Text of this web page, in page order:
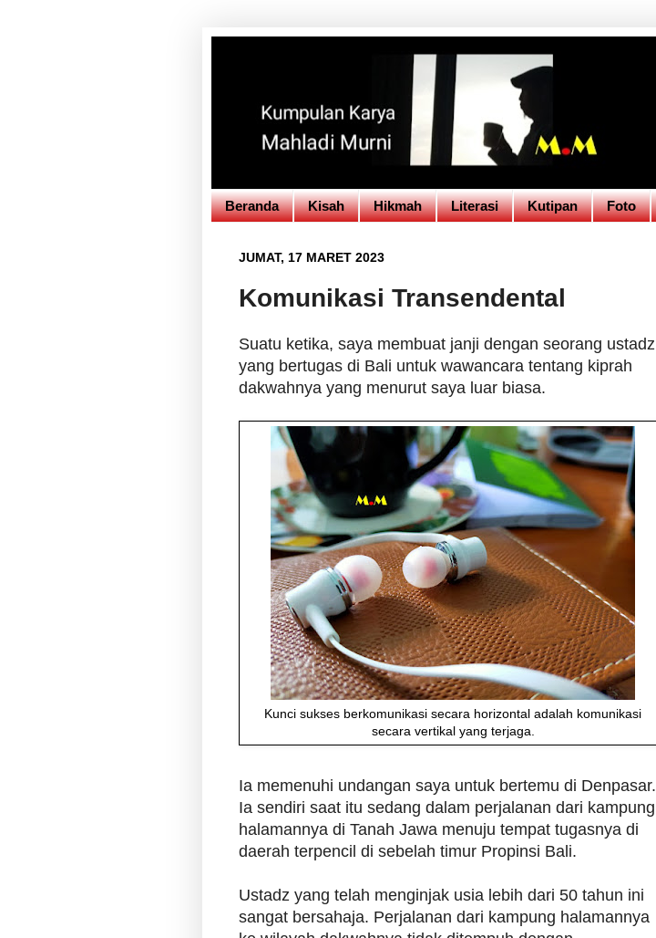
Beranda Kisah Hikmah Literasi Kutipan Foto
JUMAT, 17 MARET 2023
Komunikasi Transendental
Suatu ketika, saya membuat janji dengan seorang ustadz
yang bertugas di Bali untuk wawancara tentang kiprah
dakwahnya yang menurut saya luar biasa.
Kunci sukses berkomunikasi secara horizontal adalah komunikasi
secara vertikal yang terjaga.
Ia memenuhi undangan saya untuk bertemu di Denpasar.
Ia sendiri saat itu sedang dalam perjalanan dari kampung
halamannya di Tanah Jawa menuju tempat tugasnya di
daerah terpencil di sebelah timur Propinsi Bali.
Ustadz yang telah menginjak usia lebih dari 50 tahun ini
sangat bersahaja. Perjalanan dari kampung halamannya